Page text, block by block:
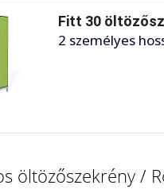
Fitt 30
2 személyes
öltözőszekrény /